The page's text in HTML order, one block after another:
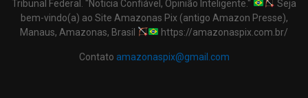
Tribunal Federal. "Noticia Confiável, Opinião Inteligente."
Seja
bem-vindo(a) ao Site Amazonas Pix (antigo Amazon Presse),
Manaus, Amazonas, Brasil
https://amazonaspix.com.br/
Contato amazonaspix@gmail.com